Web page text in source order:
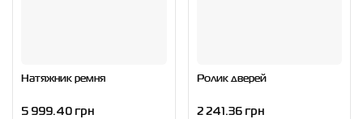
Натяжник ремня
5 999.40 грн
Ролик дверей
2 241.36 грн